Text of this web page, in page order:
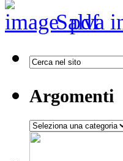
Salva
Argomenti
Argomenti